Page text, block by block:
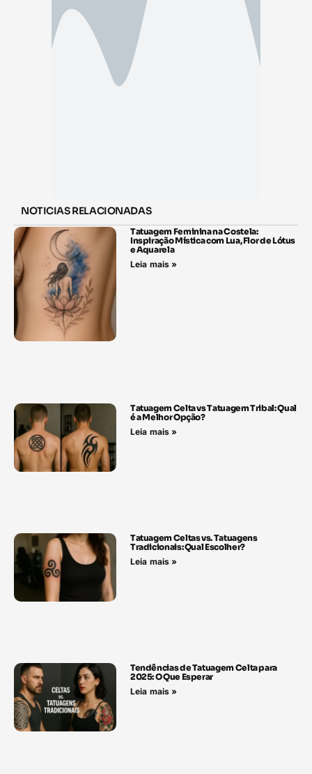
NOTICIAS RELACIONADAS
Tatuagem Feminina na Costela:
Inspiração Mística com Lua, Flor de Lótus
e Aquarela
Leia mais »
Tatuagem Celta vs Tatuagem Tribal: Qual
é a Melhor Opção?
Leia mais »
Tatuagem Celtas vs. Tatuagens
Tradicionais: Qual Escolher?
Leia mais »
Tendências de Tatuagem Celta para
2025: O Que Esperar
Leia mais »